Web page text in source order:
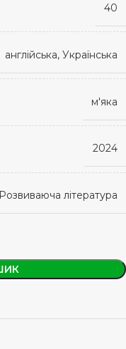
40
англійська, Українська
м'яка
2024
література